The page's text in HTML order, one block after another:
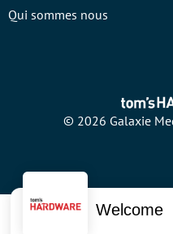
Qui sommes nous
© 2026 Galaxie
Welcome